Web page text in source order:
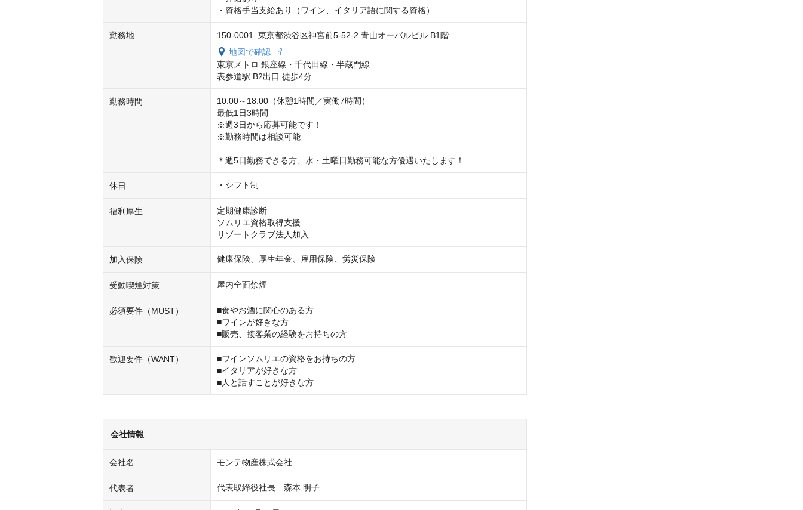
・資格手当支給あり（ワイン、イタリア語に関する資格）
勤務地
150-0001 東京都渋谷区神宮前5-52-2 青山オーバルビル B1階
地図で確認
東京メトロ 銀座線・千代田線・半蔵門線
表参道駅 B2出口 徒歩4分
勤務時間
10:00～18:00（休憩1時間／実働7時間）
最低1日3時間
※週3日から応募可能です！
※勤務時間は相談可能
＊週5日勤務できる方、水・土曜日勤務可能な方優遇いたします！
休日 ・シフト制
福利厚生
定期健康診断
ソムリエ資格取得支援
リゾートクラブ法人加入
加入保険 健康保険、厚生年金、雇用保険、労災保険
受動喫煙対策 屋内全面禁煙
必須要件（MUST）
■食やお酒に関心のある方
■ワインが好きな方
■販売、接客業の経験をお持ちの方
歓迎要件（WANT）
■ワインソムリエの資格をお持ちの方
■イタリアが好きな方
■人と話すことが好きな方
会社情報
会社名 モンテ物産株式会社
代表者 代表取締役社長　森本 明子